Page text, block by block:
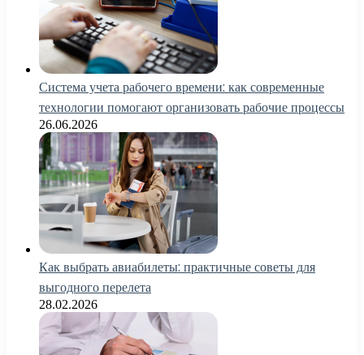
Система учета рабочего времени: как современные
технологии помогают организовать рабочие процессы
26.06.2026
Как выбрать авиабилеты: практичные советы для
выгодного перелета
28.02.2026